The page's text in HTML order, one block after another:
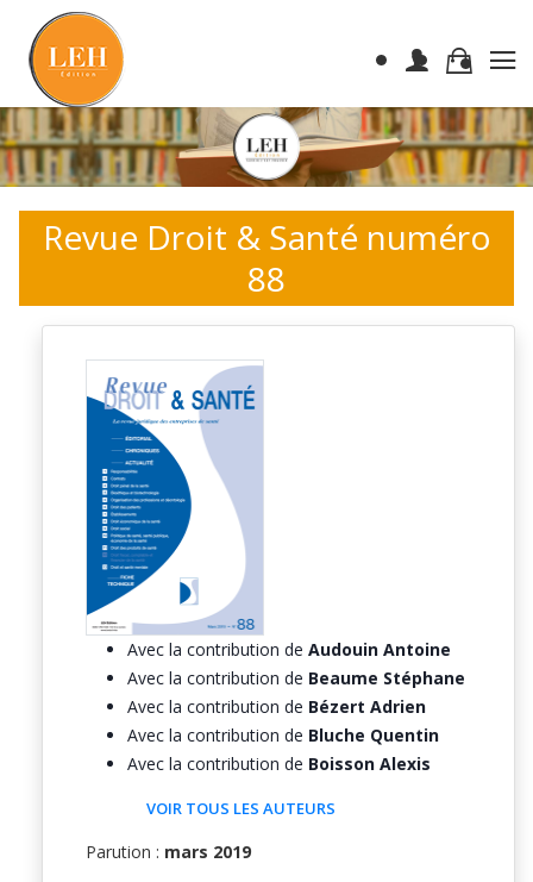
Revue Droit & Santé numéro
88
Avec la contribution de Audouin Antoine
Avec la contribution de Beaume Stéphane
Avec la contribution de Bézert Adrien
Avec la contribution de Bluche Quentin
Avec la contribution de Boisson Alexis
VOIR TOUS LES AUTEURS
Parution : mars 2019